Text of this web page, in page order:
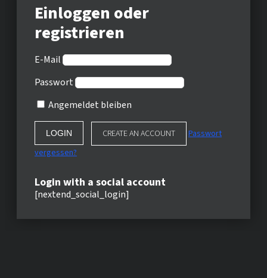
Einloggen oder
registrieren
E-Mail
Passwort
Angemeldet bleiben
CREATE AN ACCOUNT
Passwort
vergessen?
Login with a social account
[nextend_social_login]